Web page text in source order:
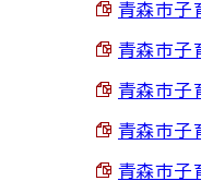
青森市子
青森市子
青森市子
青森市子
青森市子